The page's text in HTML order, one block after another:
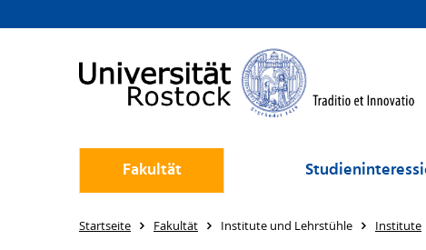
Fakultät
Startseite Fakultät Institute und Lehrstühle Institute